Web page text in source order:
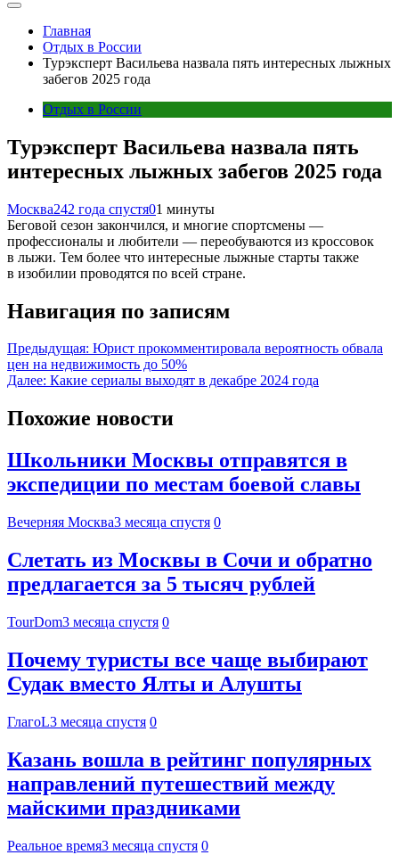
Главная
Отдых в России
Турэксперт Васильева назвала пять интересных лыжных
забегов 2025 года
Отдых в России
Турэксперт Васильева назвала пять
интересных лыжных забегов 2025 года
Москва242 года спустя01 минуты
Беговой сезон закончился, и многие спортсмены —
профессионалы и любители — переобуваются из кроссовок
в лыжи. Тем более что интересные лыжные старты также
в изобилии проводятся по всей стране.
Навигация по записям
Предыдущая: Юрист прокомментировала вероятность обвала
цен на недвижимость до 50%
Далее: Какие сериалы выходят в декабре 2024 года
Похожие новости
Школьники Москвы отправятся в
экспедиции по местам боевой славы
Вечерняя Москва3 месяца спустя 0
Слетать из Москвы в Сочи и обратно
предлагается за 5 тысяч рублей
TourDom3 месяца спустя 0
Почему туристы все чаще выбирают
Судак вместо Ялты и Алушты
ГлагоL3 месяца спустя 0
Казань вошла в рейтинг популярных
направлений путешествий между
майскими праздниками
Реальное время3 месяца спустя 0